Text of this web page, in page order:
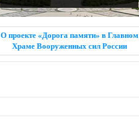
О проекте «Дорога памяти» в Главном
Храме Вооруженных сил России